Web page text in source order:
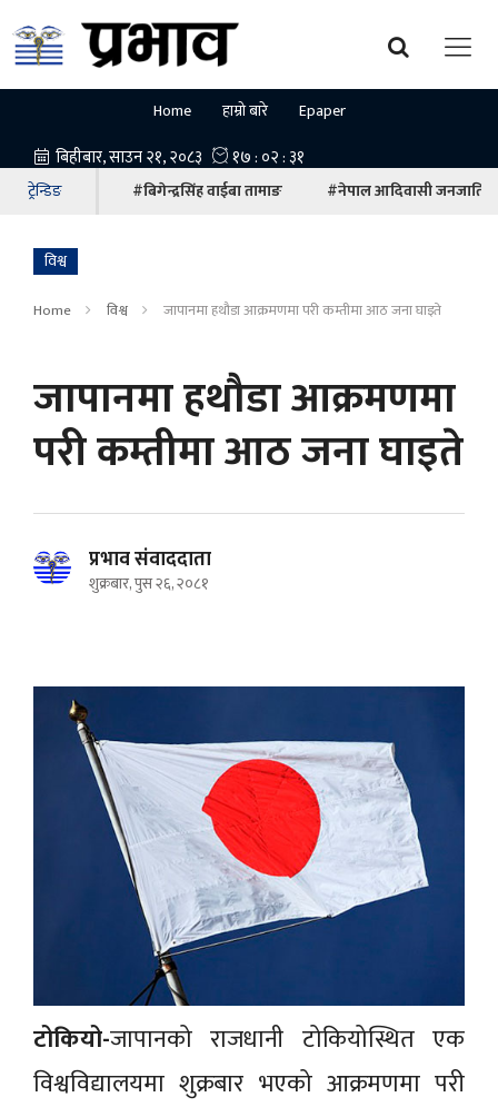
Home हाम्रो बारे Epaper
ट्रेन्डिङ #बिगेन्द्रसिंह वाईबा तामाङ #नेपाल आदिवासी जनजाति
विश्व
Home विश्व जापानमा हथौडा आक्रमणमा परी कम्तीमा आठ जना घाइते
जापानमा हथौडा आक्रमणमा
परी कम्तीमा आठ जना घाइते
प्रभाव संवाददाता
शुक्रबार, पुस २६, २०८१
टोकियो-जापानको राजधानी टोकियोस्थित एक
विश्वविद्यालयमा शुक्रबार भएको आक्रमणमा परी